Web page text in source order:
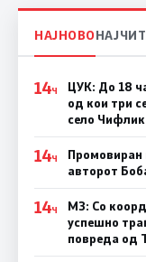
НАЈНОВО
14Ч
ЦУК: До 18
од кои три
село Чифлик
14Ч
Промовиран
авторот
14Ч
МЗ: Со
успешно
повреда од